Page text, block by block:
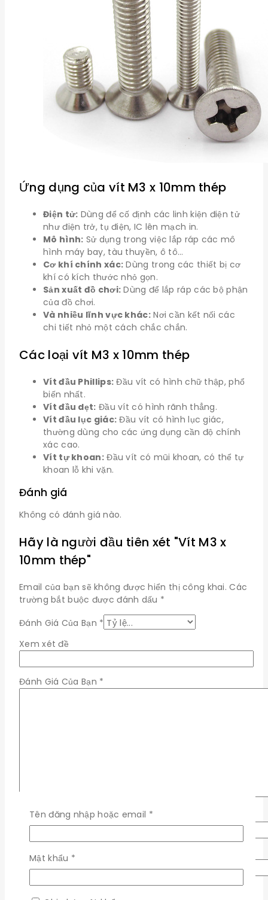
Ứng dụng của vít M3 x 10mm thép
Điện tử: Dùng để cố định các linh kiện điện tử
như điện trở, tụ điện, IC lên mạch in.
Mô hình: Sử dụng trong việc lắp ráp các mô
hình máy bay, tàu thuyền, ô tô…
Cơ khí chính xác: Dùng trong các thiết bị cơ
khí có kích thước nhỏ gọn.
Sản xuất đồ chơi: Dùng để lắp ráp các bộ phận
của đồ chơi.
Và nhiều lĩnh vực khác:Nơi cần kết nối các
chi tiết nhỏ một cách chắc chắn.
Các loại vít M3 x 10mm thép
Vít đầu Phillips: Đầu vít có hình chữ thập, phổ
biến nhất.
Vít đầu dẹt: Đầu vít có hình rãnh thẳng.
Vít đầu lục giác: Đầu vít có hình lục giác,
thường dùng cho các ứng dụng cần độ chính
xác cao.
Vít tự khoan:Đầu vít có mũi khoan, có thể tự
khoan lỗ khi vặn.
Đánh giá
Không có đánh giá nào.
Hãy là người đầu tiên xét "Vít M3 x
10mm thép"
Email của bạn sẽ không được hiển thị công khai. Các
trường bắt buộc được đánh dấu *
Đánh Giá Của Bạn *
Xem xét đề
Đánh Giá Của Bạn *
Tên*
Email *
Tên đăng nhập hoặc email *Bắt
buộc
Mật khẩu *
buộc